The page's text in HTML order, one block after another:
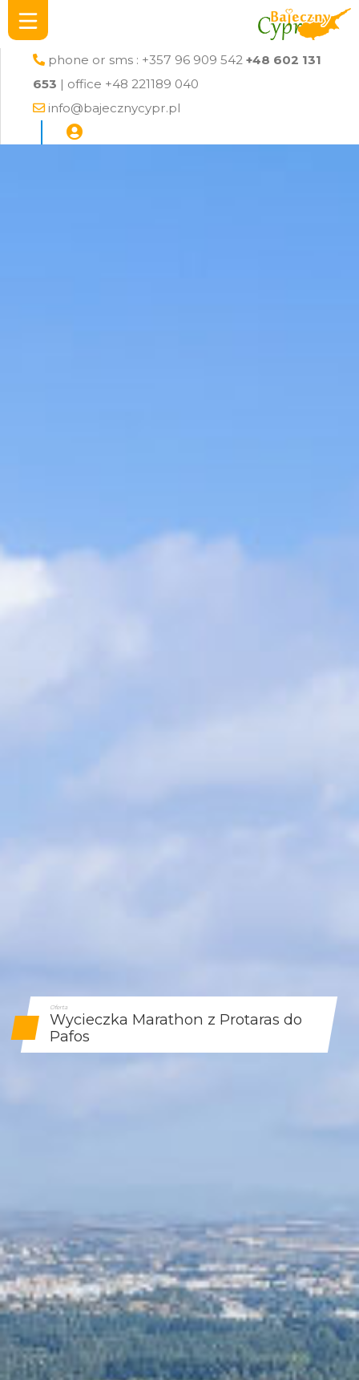
phone or sms : +357 96 909 542 +48 602 131
653 | office +48 221189 040
info@bajecznycypr.pl
Oferta
Wycieczka Marathon z Protaras do
Pafos